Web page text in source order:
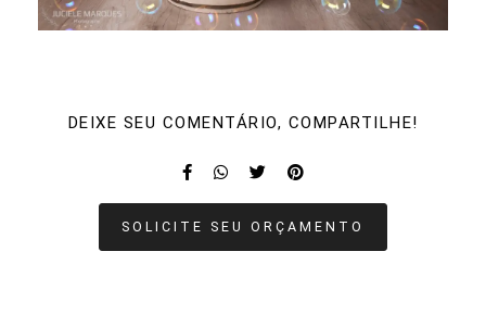
DEIXE SEU COMENTÁRIO, COMPARTILHE!
SOLICITE SEU ORÇAMENTO